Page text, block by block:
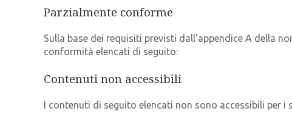
Parzialmente conforme
Sulla base dei requisiti previsti dall'appendice A della
conformità elencati di seguito:
Contenuti non accessibili
I contenuti di seguito elencati non sono accessibili per i